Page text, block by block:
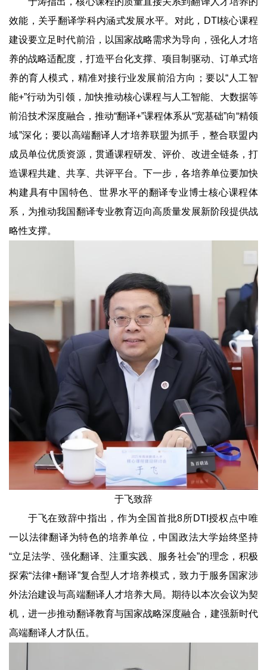
效能，关乎翻译学科内涵式发展水平。对此，DTI核心课程
建设要立足时代前沿，以国家战略需求为导向，强化人才培
养的战略适配度，打造平台化支撑、项目制驱动、订单式培
养的育人模式，精准对接行业发展前沿方向；要以“人工智
能+”行动为引领，加快推动核心课程与人工智能、大数据等
前沿技术深度融合，推动“翻译+”课程体系从“宽基础”向“精领
域”深化；要以高端翻译人才培养联盟为抓手，整合联盟内
成员单位优质资源，贯通课程研发、评价、改进全链条，打
造课程共建、共享、共评平台。下一步，各培养单位要加快
构建具有中国特色、世界水平的翻译专业博士核心课程体
系，为推动我国翻译专业教育迈向高质量发展新阶段提供战
略性支撑。
于飞致辞
于飞在致辞中指出，作为全国首批8所DTI授权点中唯
一以法律翻译为特色的培养单位，中国政法大学始终坚持
“立足法学、强化翻译、注重实践、服务社会”的理念，积极
探索“法律+翻译”复合型人才培养模式，致力于服务国家涉
外法治建设与高端翻译人才培养大局。期待以本次会议为契
机，进一步推动翻译教育与国家战略深度融合，建强新时代
高端翻译人才队伍。